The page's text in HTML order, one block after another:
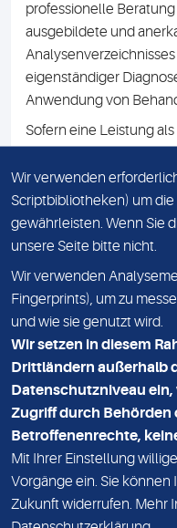
professionelle
ausgebildete und
eigenständiger
Anwendung von
Sofern eine Leistung
Namen des
Fremdlaborleistung
Vereinbarung
DATENSCHUTZ
KONTAKT
NEWSLETTER
ADRESSE
MVZ Medizinisches Labor
Essener Straße 108
22419 Hamburg
Wir verwenden
Scriptbibliotheken) um
gewährleisten. Wenn Sie
unsere Seite bitte nicht.
Wir verwenden
Fingerprints), um zu
und wie sie genutzt wird.
Wir setzen in diesem
Drittländern außerhalb
Datenschutzniveau
Zugriff durch
Betroffenenrechte,
Mit Ihrer Einstellung
Vorgänge ein. Sie können
Zukunft widerrufen. Mehr